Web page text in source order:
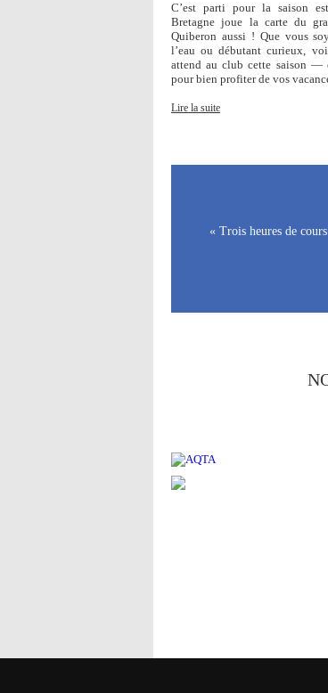
C’est parti pour la saison
Bretagne joue la carte du
Quiberon aussi ! Que vous
l’eau ou débutant curieux,
attend au club cette saison —
pour bien profiter de vos
Lire la suite
« Trois heures de